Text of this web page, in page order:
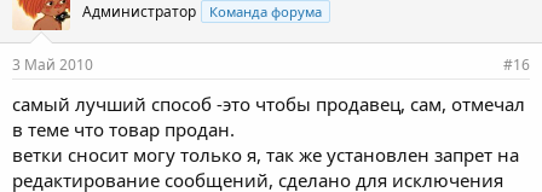
Администратор Команда форума
3 Май 2010 #16
самый лучший способ -это чтобы продавец, сам, отмечал
в теме что товар продан.
ветки сносит могу только я, так же установлен запрет на
редактирование сообщений, сделано для исключения